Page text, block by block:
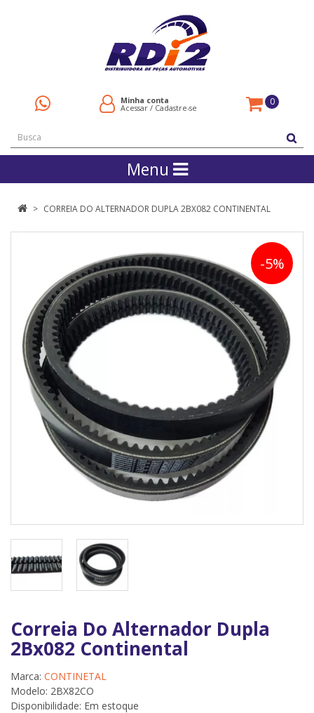
Minha conta
Acessar / Cadastre-se
0
Menu
CORREIA DO ALTERNADOR DUPLA 2BX082 CONTINENTAL
-5%
Correia Do Alternador Dupla
2Bx082 Continental
Marca: CONTINETAL
Modelo: 2BX82CO
Disponibilidade: Em estoque